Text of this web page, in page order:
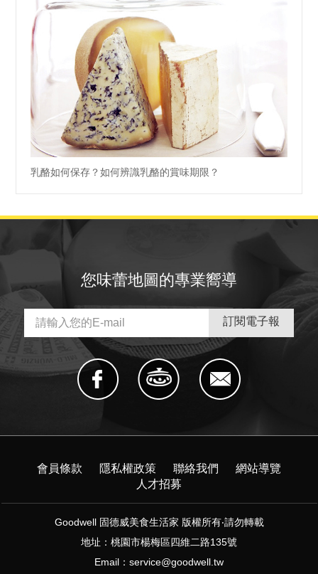
乳酪如何保存？如何辨識乳酪的賞味期限？
您味蕾地圖的專業嚮導
會員條款 隱私權政策 聯絡我們
網站導覽
人才招募
Goodwell 固德威美食生活家 版權所有‧請勿轉載
地址：桃園市楊梅區四維二路135號
Email： service@goodwell.tw